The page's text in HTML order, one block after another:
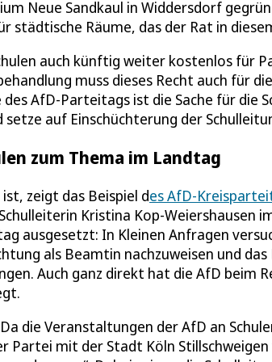
Neue Sandkaul in Widdersdorf
städtische Räume, das der Rat in
auch künftig weiter kostenlos für
muss dieses Recht auch für
des AfD-Parteitags ist die Sache für
setze auf Einschüchterung der
zum Thema im Landtag
zeigt das Beispiel des AfD-
Kristina Kop-Weiershausen
ausgesetzt: In Kleinen Anfragen
als Beamtin nachzuweisen und das
Auch ganz direkt hat die AfD beim
die Veranstaltungen der AfD an
Partei mit der Stadt Köln